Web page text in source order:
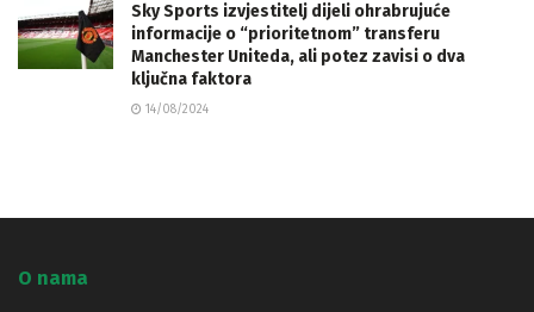
Sky Sports izvjestitelj dijeli ohrabrujuće
informacije o “prioritetnom” transferu
Manchester Uniteda, ali potez zavisi o dva
ključna faktora
14/08/2024
O nama